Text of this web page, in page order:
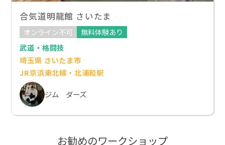
合気道明龍館 さいたま
オンライン不可
無料体験あり
武道・格闘技
埼玉県 さいたま市
JR京浜東北線・北浦和駅
ジム ダーズ
お勧めのワークショップ